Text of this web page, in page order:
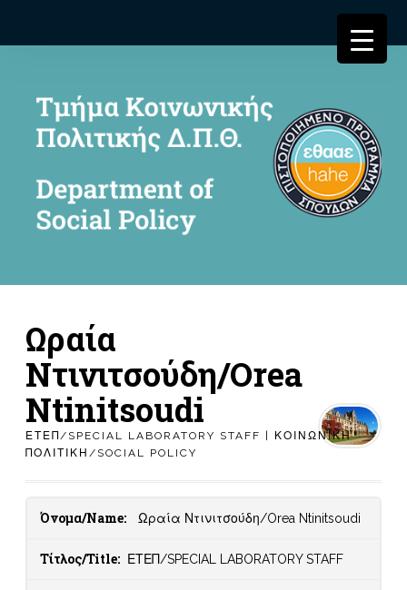
Ωραία
Ντινιτσούδη/Orea
Ntinitsoudi
ΕΤΕΠ/SPECIAL LABORATORY STAFF | ΚΟΙΝΩΝΙΚΗ
ΠΟΛΙΤΙΚΗ/SOCIAL POLICY
Όνομα/Name: Ωραία Ντινιτσούδη/Orea Ntinitsoudi
Τίτλος/Title: ΕΤΕΠ/SPECIAL LABORATORY STAFF